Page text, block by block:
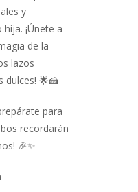
y
¡Únete a
de la
lazos
dulces! 🌟🍰
para
recordarán
🎉✨